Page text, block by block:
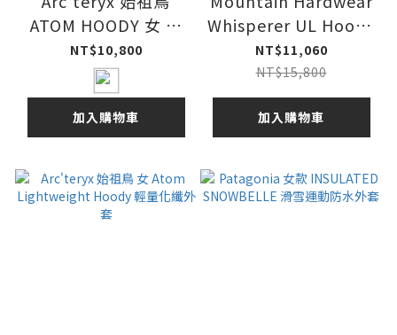
ATOM HOODY 女 連
帽化纖外套
NT$10,800
加入購物車
Whisperer UL Hoody
超輕量保暖羽絨連帽外
套 女
NT$11,060
NT$15,800
加入購物車